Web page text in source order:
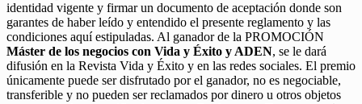
identidad vigente y firmar un documento de aceptación donde son
garantes de haber leído y entendido el presente reglamento y las
condiciones aquí estipuladas. Al ganador de la PROMOCIÓN
Máster de los negocios con Vida y Éxito y ADEN, se le dará
difusión en la Revista Vida y Éxito y en las redes sociales. El premio
únicamente puede ser disfrutado por el ganador, no es negociable,
transferible y no pueden ser reclamados por dinero u otros objetos